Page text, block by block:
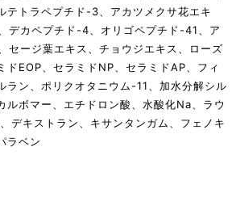
テトラペプチド-3、アカツメクサ花エキ
デカペプチド-4、オリゴペプチド-41、ア
セージ葉エキス、チョウジエキス、ローズ
ドEOP、セラミドNP、セラミドAP、フィ
ラン、ポリクオタニウム-11、加水分解シル
ルボマー、エチドロン酸、水酸化Na、ラウ
デキストラン、キサンタンガム、フェノキ
ラベン